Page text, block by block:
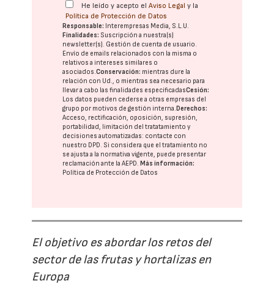
He leído y acepto elAviso Legal y la
Política de Protección de Datos
Responsable: Interempresas Media, S.L.U.
Finalidades: Suscripción a nuestra(s)
newsletter(s). Gestión de cuenta de usuario.
Envío de emails relacionados con la misma o
relativos a intereses similares o
asociados.Conservación: mientras dure la
relación con Ud., o mientras sea necesario para
llevar a cabo las finalidades especificadasCesión:
Los datos pueden cederse a otras empresas del
grupo por motivos de gestión interna.Derechos:
Acceso, rectificación, oposición, supresión,
portabilidad, limitación del tratatamiento y
decisiones automatizadas: contacte con
nuestro DPD. Si considera que el tratamiento no
se ajusta a la normativa vigente, puede presentar
reclamación ante laAEPD.Más información:
Política de Protección de Datos
El objetivo es abordar los retos del
sector de las frutas y hortalizas en
Europa